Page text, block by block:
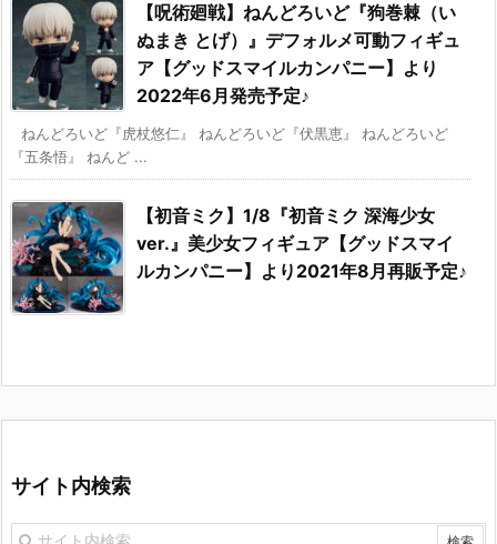
【呪術廻戦】ねんどろいど『狗巻棘（い
ぬまき とげ）』デフォルメ可動フィギュ
ア【グッドスマイルカンパニー】より
2022年6月発売予定♪
ねんどろいど『虎杖悠仁』 ねんどろいど『伏黒恵』 ねんどろいど
『五条悟』 ねんど ...
【初音ミク】1/8『初音ミク 深海少女
ver.』美少女フィギュア【グッドスマイ
ルカンパニー】より2021年8月再販予定♪
サイト内検索